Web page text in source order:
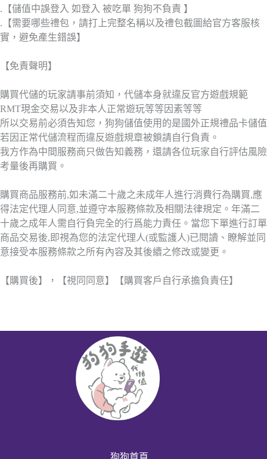
.【儲值中誤登入 如登入 被吃單 狗狗不負責 】
.【需要哪些禮包，請打上完整名稱以及禮包截圖給官方客服核
實，避免產生錯誤】
【免責聲明】
購買代儲的玩家請事前須知，代儲本身就違反官方遊戲規範
RMT現金交易以及非本人正常遊玩等等因素等等
所以交易前必須告知您，狗狗儲值使用的是國外正規禮品卡儲值
若因正常代儲流程而違反遊戲規章被鎖請自行負責。
我方作為中間服務商只做告知義務，還請各位玩家自行評估風險
考量後再購買。
購買商品服務前,如未滿二十歲之未成年人進行消費行為購買,應
得法定代理人同意,並遵守本服務條款及相關法律規定。年滿二
十歲之成年人需自行負完全的行爲能力責任。當您下單進行訂單
商品交易後,即視為您的法定代理人(或監護人)已閱讀、瞭解並同
意接受本服務條款之所有內容及其後續之修改或變更。
【購買後】，【視同同意】【購買客戶自行承擔負責任】
狗狗首頁